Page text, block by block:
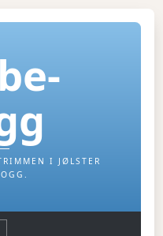
I JØLSTER